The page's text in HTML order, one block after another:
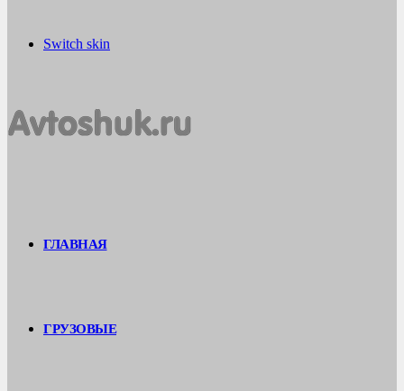
Switch skin
ГЛАВНАЯ
ГРУЗОВЫЕ